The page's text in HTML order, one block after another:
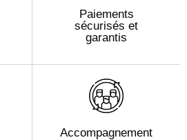
Paiements
sécurisés et
garantis
Accompagnement